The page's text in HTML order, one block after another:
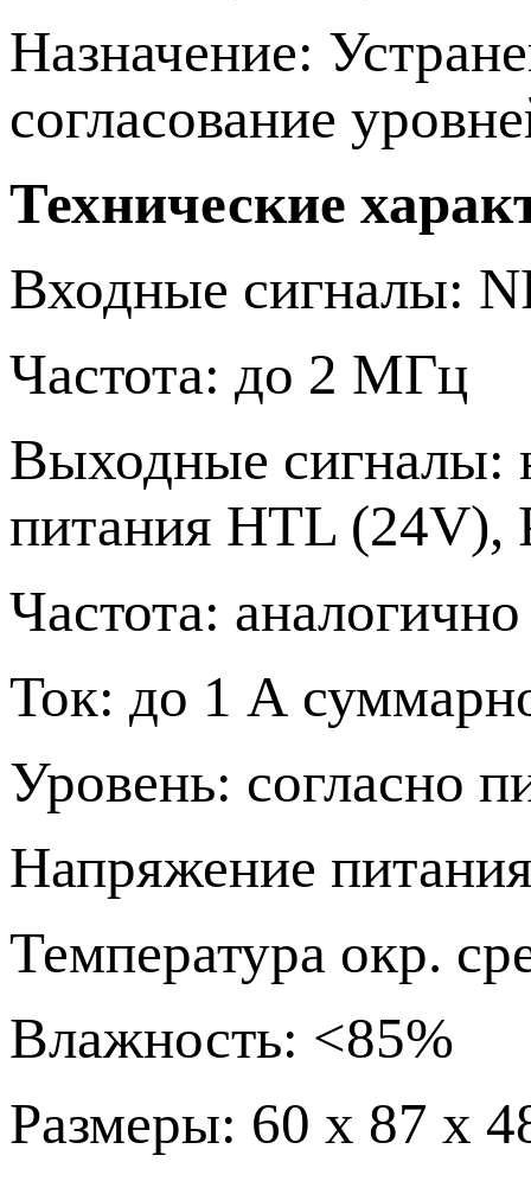
Назначение:
согласование
Технические
Входные сигналы:
Частота: до 2 МГц
Выходные сигналы:
питания HTL (24V),
Частота:
Ток: до 1 А
Уровень: согласно
Напряжение
Температура окр.
Влажность: <85%
Размеры: 60 х 87 х